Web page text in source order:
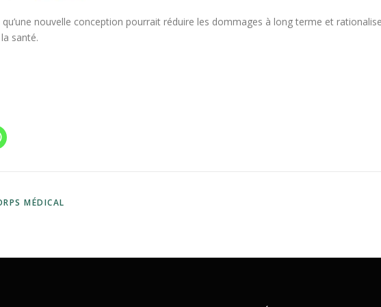
qu’une nouvelle conception pourrait réduire les dommages à long terme et
santé.
MÉDICAL